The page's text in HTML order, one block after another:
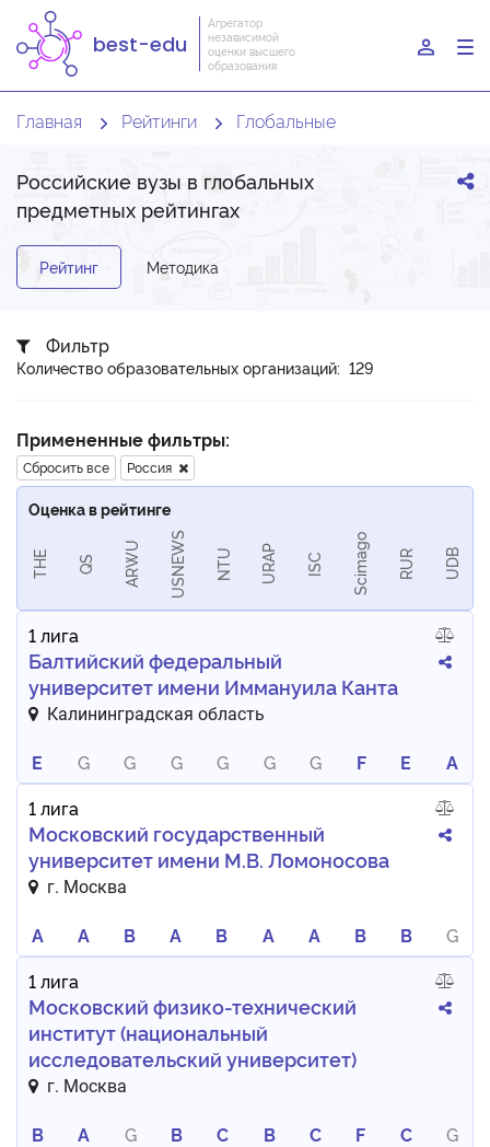
best-edu
Агрегатор
независимой
оценки высшего
образования
Главная Рейтинги Глобальные
Российские вузы в глобальных
предметных рейтингах
Рейтинг Методика
Фильтр
Количество образовательных организаций: 129
Примененные фильтры:
Сбросить все Россия
Оценка в рейтинге
THE QS ARWU USNEWS NTU URAP ISC Scimago RUR UDB
1 лига
Балтийский федеральный
университет имени Иммануила Канта
Калининградская область
E G G G G G G F E
A
1 лига
Московский государственный
университет имени М.В. Ломоносова
г. Москва
A A B A B A A B B
G
1 лига
Московский физико-технический
институт (национальный
исследовательский университет)
г. Москва
B A G B C B C F C
G